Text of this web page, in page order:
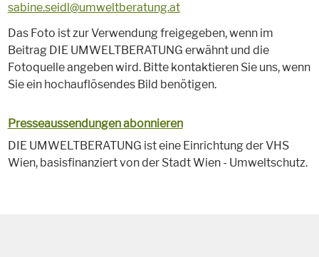
sabine.seidl@umweltberatung.at
Das Foto ist zur Verwendung freigegeben, wenn im
Beitrag DIE UMWELTBERATUNG erwähnt und die
Fotoquelle angeben wird. Bitte kontaktieren Sie uns, wenn
Sie ein hochauflösendes Bild benötigen.
Presseaussendungen abonnieren
DIE UMWELTBERATUNG ist eine Einrichtung der VHS
Wien, basisfinanziert von der Stadt Wien - Umweltschutz.